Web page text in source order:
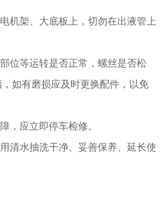
机架、大底板上，切勿在出液管上
位等运转是否正常，螺丝是否松
，如有磨损应及时更换配件，以免
，应立即停车检修。
清水抽洗干净、妥善保养、延长使